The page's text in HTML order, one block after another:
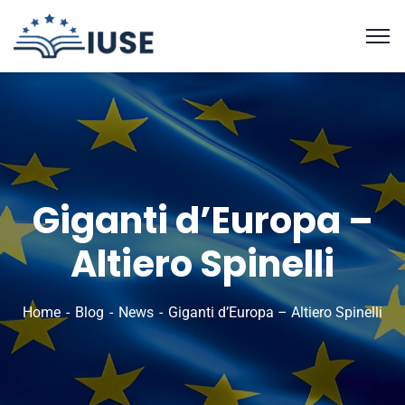
Giganti d’Europa –
Altiero Spinelli
Home Blog News Giganti d’Europa – Altiero Spinelli